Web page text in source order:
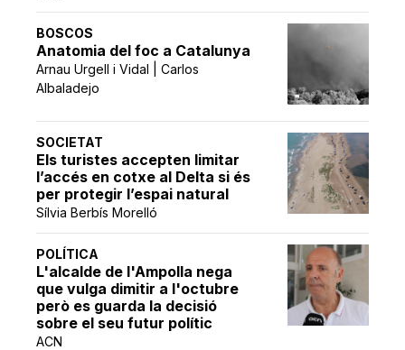
BOSCOS
Anatomia del foc a Catalunya
Arnau Urgell i Vidal | Carlos
Albaladejo
SOCIETAT
Els turistes accepten limitar
l’accés en cotxe al Delta si és
per protegir l’espai natural
Sílvia Berbís Morelló
POLÍTICA
L'alcalde de l'Ampolla nega
que vulga dimitir a l'octubre
però es guarda la decisió
sobre el seu futur polític
ACN